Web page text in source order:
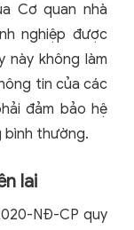
Cơ quan nhà
nghiệp được
này không làm
tin của các
đảm bảo hệ
thường.
lai
NĐ-CP quy